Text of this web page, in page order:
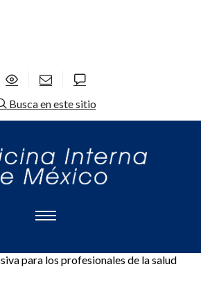
Busca en este sitio
para los profesionales de la salud